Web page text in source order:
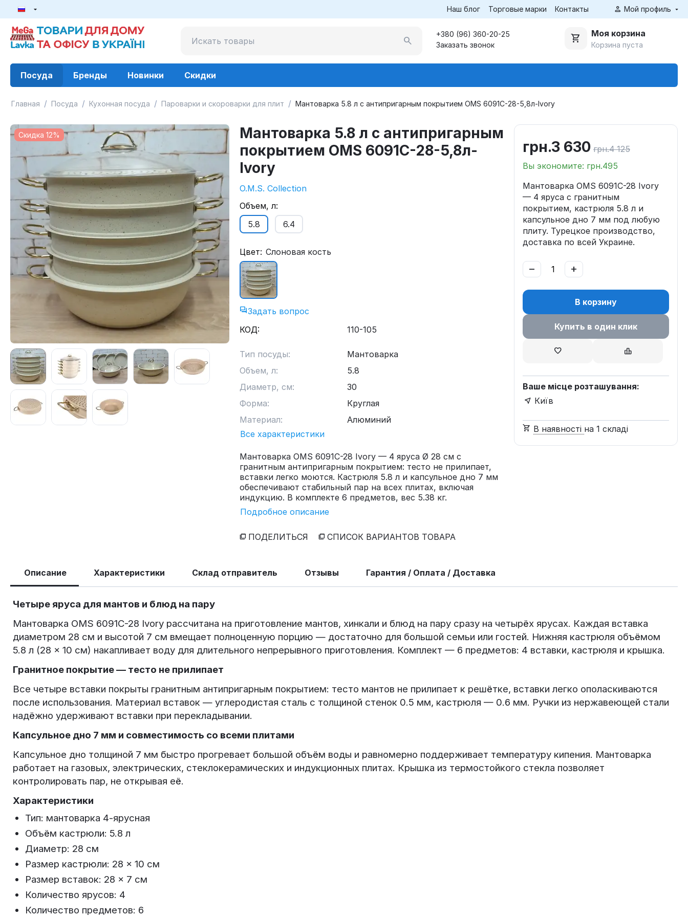
Наш блог Торговые марки Контакты Мой профиль
+380 (96) 360-20-25
Заказать звонок
Моя корзина
Корзина пуста
Посуда Бренды Новинки Скидки
Главная / Посуда / Кухонная посуда / Пароварки и скороварки для плит / Мантоварка 5.8 л с антипригарным покрытием OMS 6091C-28-5,8л-Ivory
Скидка 12%
Мантоварка 5.8 л с антипригарным
покрытием OMS 6091C-28-5,8л-
Ivory
O.M.S. Collection
Объем, л:
5.8
6.4
Цвет: Слоновая кость
Задать вопрос
КОД:
110-105
Тип посуды:
Мантоварка
Объем, л:
5.8
Диаметр, см:
30
Форма:
Круглая
Материал:
Алюминий
Все характеристики
Мантоварка OMS 6091C-28 Ivory — 4 яруса Ø 28 см с
гранитным антипригарным покрытием: тесто не прилипает,
вставки легко моются. Кастрюля 5.8 л и капсульное дно 7 мм
обеспечивают стабильный пар на всех плитах, включая
индукцию. В комплекте 6 предметов, вес 5.38 кг.
Подробное описание
грн.3 630 грн.4 125
Вы экономите: грн.495
Мантоварка OMS 6091C-28 Ivory
— 4 яруса с гранитным
покрытием, кастрюля 5.8 л и
капсульное дно 7 мм под любую
плиту. Турецкое производство,
доставка по всей Украине.
+
−
В корзину
Купить в один клик
Ваше місце розташування:
Київ
В наявності на 1 складі
ПОДЕЛИТЬСЯ СПИСОК ВАРИАНТОВ ТОВАРА
Описание Характеристики Склад отправитель Отзывы Гарантия / Оплата / Доставка
Четыре яруса для мантов и блюд на пару
Мантоварка OMS 6091C-28 Ivory рассчитана на приготовление мантов, хинкали и блюд на пару сразу на четырёх ярусах. Каждая вставка
диаметром 28 см и высотой 7 см вмещает полноценную порцию — достаточно для большой семьи или гостей. Нижняя кастрюля объёмом
5.8 л (28 × 10 см) накапливает воду для длительного непрерывного приготовления. Комплект — 6 предметов: 4 вставки, кастрюля и крышка.
Гранитное покрытие — тесто не прилипает
Все четыре вставки покрыты гранитным антипригарным покрытием: тесто мантов не прилипает к решётке, вставки легко ополаскиваются
после использования. Материал вставок — углеродистая сталь с толщиной стенок 0.5 мм, кастрюля — 0.6 мм. Ручки из нержавеющей стали
надёжно удерживают вставки при перекладывании.
Капсульное дно 7 мм и совместимость со всеми плитами
Капсульное дно толщиной 7 мм быстро прогревает большой объём воды и равномерно поддерживает температуру кипения. Мантоварка
работает на газовых, электрических, стеклокерамических и индукционных плитах. Крышка из термостойкого стекла позволяет
контролировать пар, не открывая её.
Характеристики
Тип: мантоварка 4-ярусная
Объём кастрюли: 5.8 л
Диаметр: 28 см
Размер кастрюли: 28 × 10 см
Размер вставок: 28 × 7 см
Количество ярусов: 4
Количество предметов: 6